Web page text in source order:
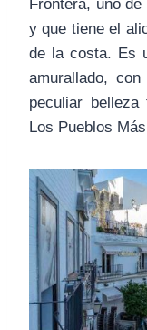
Frontera, uno
y que tiene el
de la costa. Es
amurallado,
peculiar
Los Pueblos